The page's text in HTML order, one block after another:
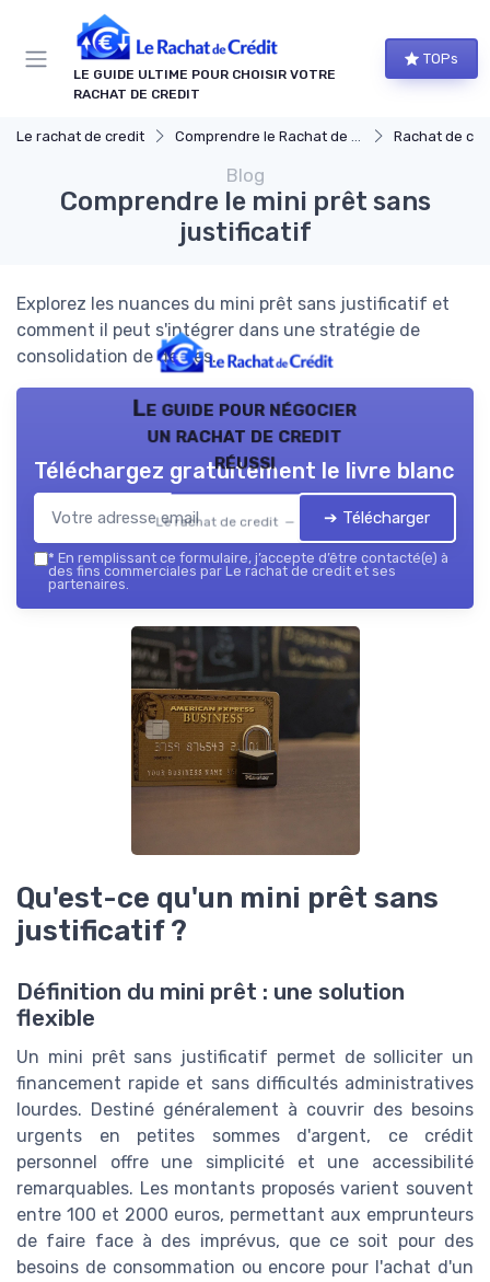
LE GUIDE ULTIME POUR CHOISIR VOTRE
RACHAT DE CREDIT
TOPs
Le rachat de credit Comprendre le Rachat de Crédit Rachat de crédit à
Blog
Comprendre le mini prêt sans
justificatif
Explorez les nuances du mini prêt sans justificatif et
comment il peut s'intégrer dans une stratégie de
consolidation de dettes.
Le guide pour négocier
un rachat de credit
réussi
Le rachat de credit — 2026
Téléchargez gratuitement le livre blanc
➔ Télécharger
* En remplissant ce formulaire, j’accepte d’être contacté(e) à
des fins commerciales par Le rachat de credit et ses
partenaires.
Qu'est-ce qu'un mini prêt sans
justificatif ?
Définition du mini prêt : une solution
flexible
Un mini prêt sans justificatif permet de solliciter un
financement rapide et sans difficultés administratives
lourdes. Destiné généralement à couvrir des besoins
urgents en petites sommes d'argent, ce crédit
personnel offre une simplicité et une accessibilité
remarquables. Les montants proposés varient souvent
entre 100 et 2000 euros, permettant aux emprunteurs
de faire face à des imprévus, que ce soit pour des
besoins de consommation ou encore pour l'achat d'un
Panneau de gestion des cookies